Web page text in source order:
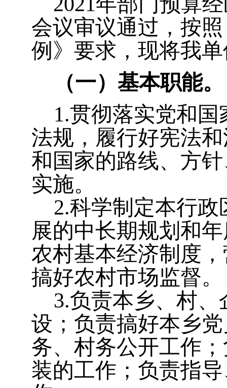
会议审议通过，按
例》 要求，现将我单
（一）基本职能。
1.贯彻落实党和国
法规 ， 履行好宪法
和国家的路线、方
实施。
2.科学制定本行政
展的中长期规划和
农村基本经济制度
搞好农村市场监督。
3.负责本乡、村、
设；负责搞好本乡
务、村务公开工作
装的工作；负责指